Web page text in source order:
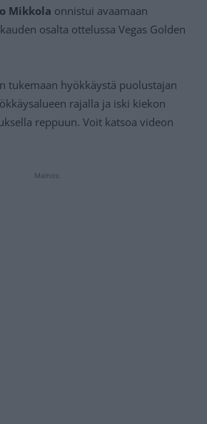
Mikkola onnistui avaamaan
osalta ottelussa Vegas Golden
tukemaan hyökkäystä puolustajan
rajalla ja iski kiekon
reppuun. Voit katsoa videon
Mainos: